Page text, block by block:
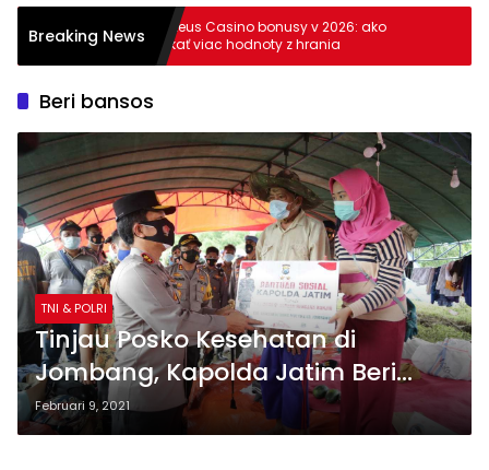
Breaking NewsCazeus Casino bonusy v 2026: ako
získať viac hodnoty z hrania
Beri bansos
TNI & POLRI
Tinjau Posko Kesehatan di
Jombang, Kapolda Jatim Beri
Bansos ke Korban Banjir
Februari 9, 2021